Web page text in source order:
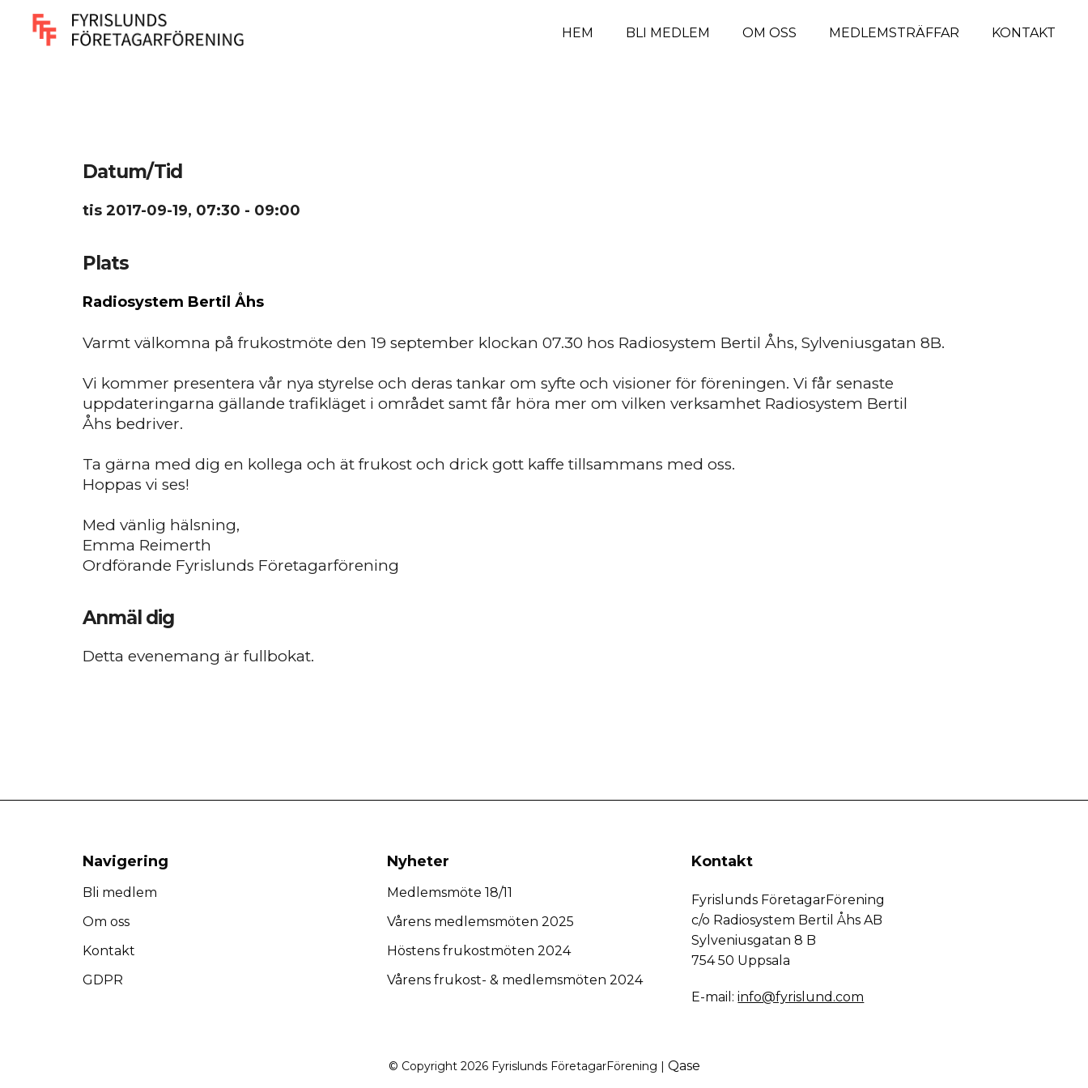
HEM BLI MEDLEM OM OSS MEDLEMSTRÄFFAR KONTAKT
Datum/Tid
tis 2017-09-19, 07:30 - 09:00
Plats
Radiosystem Bertil Åhs
Varmt välkomna på frukostmöte den 19 september klockan 07.30 hos Radiosystem Bertil Åhs, Sylveniusgatan 8B.
Vi kommer presentera vår nya styrelse och deras tankar om syfte och visioner för föreningen. Vi får senaste
uppdateringarna gällande trafikläget i området samt får höra mer om vilken verksamhet Radiosystem Bertil
Åhs bedriver.
Ta gärna med dig en kollega och ät frukost och drick gott kaffe tillsammans med oss.
Hoppas vi ses!
Med vänlig hälsning,
Emma Reimerth
Ordförande Fyrislunds Företagarförening
Anmäl dig
Detta evenemang är fullbokat.
Navigering
Bli medlem
Om oss
Kontakt
GDPR
Nyheter
Medlemsmöte 18/11
Vårens medlemsmöten 2025
Höstens frukostmöten 2024
Vårens frukost- & medlemsmöten 2024
Kontakt
Fyrislunds FöretagarFörening
c/o Radiosystem Bertil Åhs AB
Sylveniusgatan 8 B
754 50 Uppsala
E-mail:info@fyrislund.com
© Copyright 2026 Fyrislunds FöretagarFörening | Qase